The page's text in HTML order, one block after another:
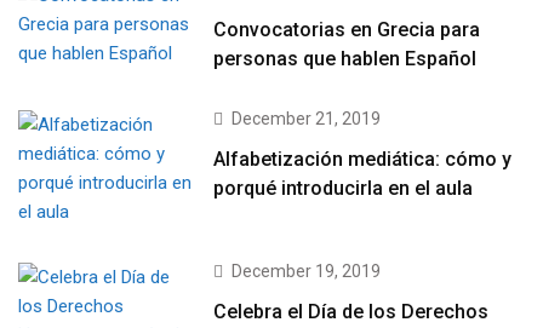
Convocatorias en Grecia para
personas que hablen Español
December 21, 2019
Alfabetización mediática: cómo y
porqué introducirla en el aula
December 19, 2019
Celebra el Día de los Derechos